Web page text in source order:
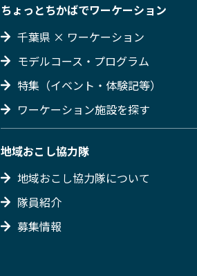
ちょっとちかばでワーケーション
千葉県 × ワーケーション
モデルコース・プログラム
特集（イベント・体験記等）
ワーケーション施設を探す
地域おこし協力隊
地域おこし協力隊について
隊員紹介
募集情報